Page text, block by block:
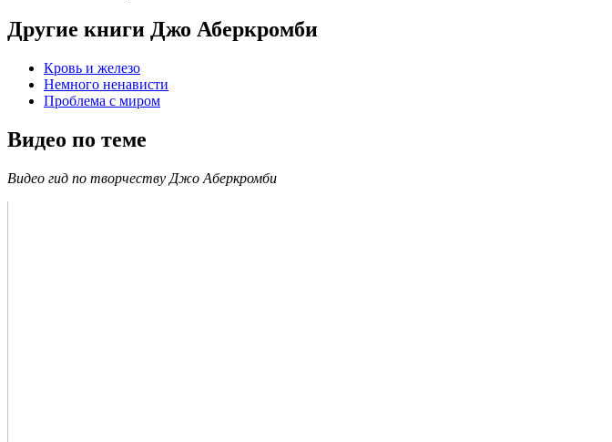
Другие книги Джо Аберкромби
Кровь и железо
Немного ненависти
Проблема с миром
Видео по теме
Видео гид по творчеству Джо Аберкромби